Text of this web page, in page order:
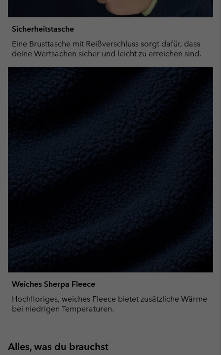
Sicherheitstasche
Eine Brusttasche mit Reißverschluss sorgt dafür, dass
deine Wertsachen sicher und leicht zu erreichen sind.
Weiches Sherpa Fleece
Hochfloriges, weiches Fleece bietet zusätzliche Wärme
bei niedrigen Temperaturen.
Alles, was du brauchst